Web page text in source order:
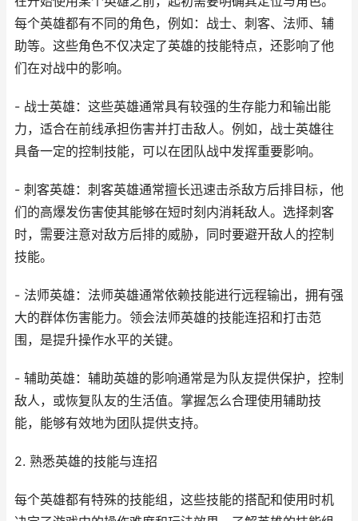
每个英雄都有不同的角色，例如：战士、刺客、法师、辅
助等。这些角色不仅决定了英雄的技能特点，还影响了他
们在对战中的影响。
- 战士英雄：这些英雄通常具有较强的生存能力和输出能
力，适合在前线承担伤害并打击敌人。例如，战士英雄往
具备一定的控制技能，可以在团队战中发挥重要影响。
- 刺客英雄：刺客英雄通常擅长迅速击杀敌方后排目标，他
们的高爆发伤害使其能够在短时刻内消耗敌人。选择刺客
时，需要注意对敌方后排的威胁，同时要避开敌人的控制
技能。
- 法师英雄：法师英雄通常依赖技能进行远程输出，拥有强
大的群体伤害能力。领会法师英雄的技能连招和打击范
围，是提升操作水平的关键。
- 辅助英雄：辅助英雄的影响通常是为队友提供保护，控制
敌人，或恢复队友的生活值。掌握怎么合理使用辅助技
能，能够有效地为团队提供支持。
2. 熟悉英雄的技能与连招
每个英雄都有特殊的技能组，这些技能的搭配和使用时机